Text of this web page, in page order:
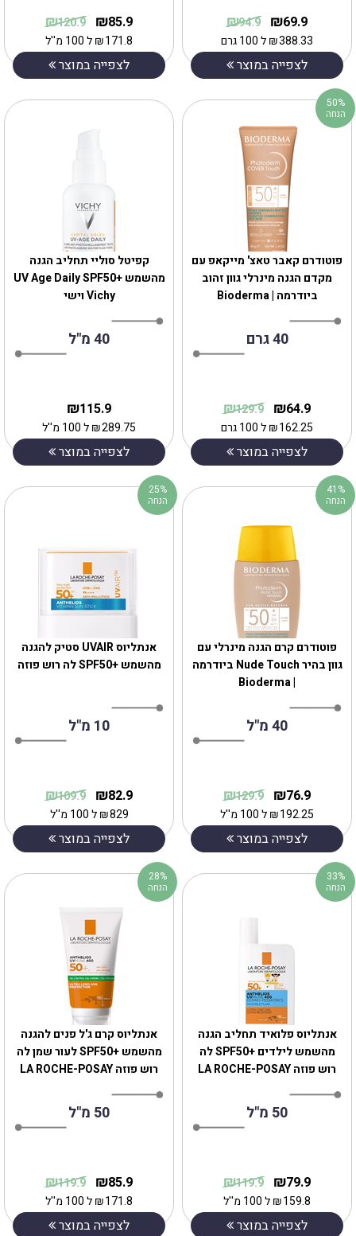
85.9
₪
120.9
₪
171.8
₪ל 100 מ''ל
לצפייה במוצר
69.9
₪
94.9
₪
388.33
₪ל 100 גרם
לצפייה במוצר
קפיטל סוליי תחליב הגנה
מהשמש +UV Age Daily SPF50
Vichy וישי
40 מ"ל
115.9
₪
289.75
₪ל 100 מ''ל
לצפייה במוצר
‎פוטודרם קאבר טאצ' מייקאפ עם
מקדם הגנה מינרלי גוון זהוב
ביודרמה | Bioderma
40 גרם
64.9
₪
129.9
₪
162.25
₪ל 100 גרם
לצפייה במוצר
50%
הנחה
אנתליוס UVAIR סטיק להגנה
מהשמש +SPF50 לה רוש פוזה
10 מ"ל
82.9
₪
109.9
₪
829
₪ל 100 מ''ל
לצפייה במוצר
25%
הנחה
‎פוטודרם קרם הגנה מינרלי עם
גוון בהיר Nude Touch ביודרמה
| Bioderma
40 מ"ל
76.9
₪
129.9
₪
192.25
₪ל 100 מ''ל
לצפייה במוצר
41%
הנחה
אנתליוס קרם ג'ל פנים להגנה
מהשמש +SPF50 לעור שמן לה
רוש פוזה ‏LA ROCHE-POSAY
50 מ"ל
85.9
₪
119.9
₪
171.8
₪ל 100 מ''ל
לצפייה במוצר
28%
הנחה
אנתליוס פלואיד תחליב הגנה
מהשמש לילדים +SPF50 לה
רוש פוזה ‏LA ROCHE-POSAY
50 מ"ל
79.9
₪
119.9
₪
159.8
₪ל 100 מ''ל
לצפייה במוצר
33%
הנחה